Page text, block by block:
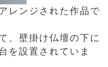
レンジされた作品で
、壁掛け仏壇の下に
を設置されていま